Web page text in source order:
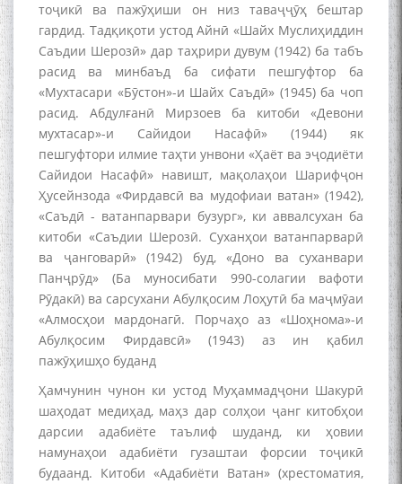
тоҷикӣ ва пажӯҳиши он низ таваҷҷӯҳ бештар
гардид. Тадқиқоти устод Айнӣ «Шайх Муслиҳиддин
Саъдии Шерозӣ» дар таҳрири дувум (1942) ба табъ
расид ва минбаъд ба сифати пешгуфтор ба
«Мухтасари «Бӯстон»-и Шайх Саъдӣ» (1945) ба чоп
расид. Абдулғанӣ Мирзоев ба китоби «Девони
мухтасар»-и Сайидои Насафӣ» (1944) як
пешгуфтори илмие таҳти унвони «Ҳаёт ва эҷодиёти
Сайидои Насафӣ» навишт, мақолаҳои Шарифҷон
Ҳусейнзода «Фирдавсӣ ва мудофиаи ватан» (1942),
«Саъдӣ - ватанпарвари бузург», ки аввалсухан ба
китоби «Саъдии Шерозӣ. Суханҳои ватанпарварӣ
ва ҷанговарӣ» (1942) буд, «Доно ва суханвари
Панҷрӯд» (Ба муносибати 990-солагии вафоти
Рӯдакӣ) ва сарсухани Абулқосим Лоҳутӣ ба маҷмӯаи
«Алмосҳои мардонагӣ. Порчаҳо аз «Шоҳнома»-и
Абулқосим Фирдавсӣ» (1943) аз ин қабил
пажӯҳишҳо буданд
Ҳамчунин чунон ки устод Муҳаммадҷони Шакурӣ
шаҳодат медиҳад, маҳз дар солҳои ҷанг китобҳои
дарсии адабиёте таълиф шуданд, ки ҳовии
намунаҳои адабиёти гузаштаи форсии тоҷикӣ
будаанд. Китоби «Адабиёти Ватан» (хрестоматия,